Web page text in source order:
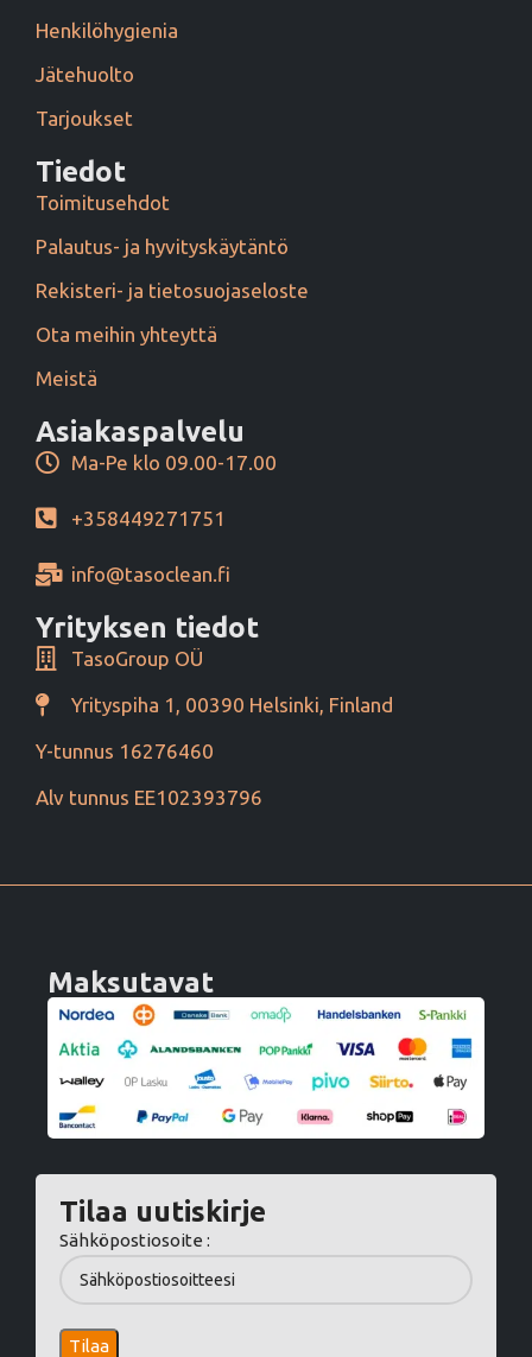
Henkilöhygienia
Jätehuolto
Tarjoukset
Tiedot
Toimitusehdot
Palautus- ja hyvityskäytäntö
Rekisteri- ja tietosuojaseloste
Ota meihin yhteyttä
Meistä
Asiakaspalvelu
Ma-Pe klo 09.00-17.00
+358449271751
info@tasoclean.fi
Yrityksen tiedot
TasoGroup OÜ
Yrityspiha 1, 00390 Helsinki, Finland
Y-tunnus 16276460
Alv tunnus EE102393796
Maksutavat
Tilaa uutiskirje
Sähköpostiosoite :